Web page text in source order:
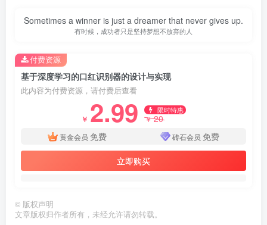
Sometimes a winner is just a dreamer that never gives up.
有时候，成功者只是坚持梦想不放弃的人
基于深度学习的口红识别器的设计与实现
此内容为付费资源，请付费后查看
￥ 2.99 限时特惠
￥20
黄金会员 免费 砖石会员 免费
立即购买
付费资源
© 版权声明
文章版权归作者所有，未经允许请勿转载。